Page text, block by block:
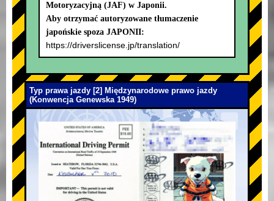
Motoryzacyjną (JAF) w Japonii.
Aby otrzymać autoryzowane tłumaczenie
japońskie spoza JAPONII:
https://driverslicense.jp/translation/
Typ prawa jazdy [2] Międzynarodowe prawo jazdy
(Konwencja Genewska 1949)